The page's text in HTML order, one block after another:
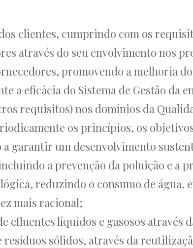
clientes, cumprindo com os
através do seu envolvimento nos
promovendo a melhoria
a eficácia do Sistema de Gestão da
requisitos) nos domínios da
os princípios, os
garantir um desenvolvimento
a prevenção da poluição e a
reduzindo o consumo de
mais racional;
efluentes líquidos e gasosos através
sólidos, através da